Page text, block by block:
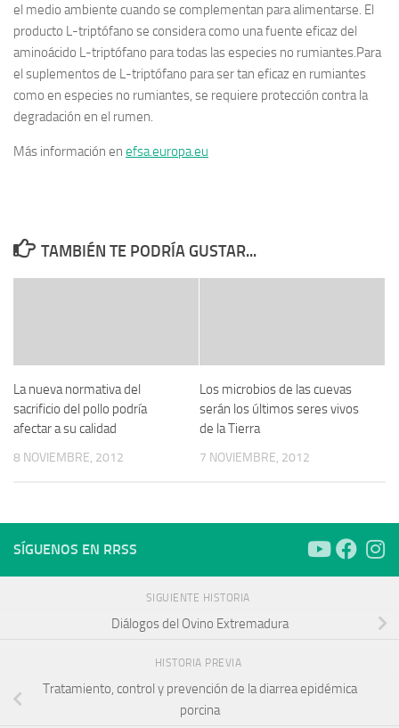
el medio ambiente cuando se complementan para alimentarse. El
producto L-triptófano se considera como una fuente eficaz del
aminoácido L-triptófano para todas las especies no rumiantes. Para
el suplementos de L-triptófano para ser tan eficaz en rumiantes
como en especies no rumiantes, se requiere protección contra la
degradación en el rumen.
Más información en efsa.europa.eu
TAMBIÉN TE PODRÍA GUSTAR...
La nueva normativa del
sacrificio del pollo podría
afectar a su calidad
8 NOVIEMBRE, 2012
Los microbios de las cuevas
serán los últimos seres vivos
de la Tierra
7 NOVIEMBRE, 2012
SÍGUENOS EN RRSS
SIGUIENTE HISTORIA
Diálogos del Ovino Extremadura
HISTORIA PREVIA
Tratamiento, control y prevención de la diarrea epidémica
porcina